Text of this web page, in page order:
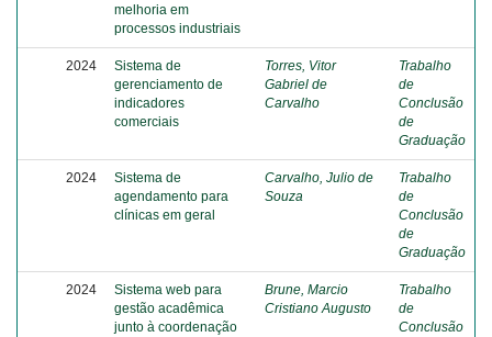
melhoria em
processos industriais
2024
Sistema de
gerenciamento de
indicadores
comerciais
Torres, Vitor
Gabriel de
Carvalho
Trabalho
de
Conclusão
de
Graduação
2024
Sistema de
agendamento para
clínicas em geral
Carvalho, Julio de
Souza
Trabalho
de
Conclusão
de
Graduação
2024
Sistema web para
gestão acadêmica
junto à coordenação
Brune, Marcio
Cristiano Augusto
Trabalho
de
Conclusão